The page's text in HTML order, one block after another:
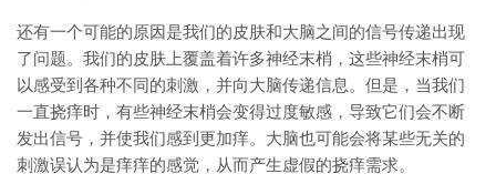
还有一个可能的原因是我们的皮肤和大脑之间的信号传递出现
了问题。我们的皮肤上覆盖着许多神经末梢，这些神经末梢可
以感受到各种不同的刺激，并向大脑传递信息。但是，当我们
一直挠痒时，有些神经末梢会变得过度敏感，导致它们会不断
发出信号，并使我们感到更加痒。大脑也可能会将某些无关的
刺激误认为是痒痒的感觉，从而产生虚假的挠痒需求。